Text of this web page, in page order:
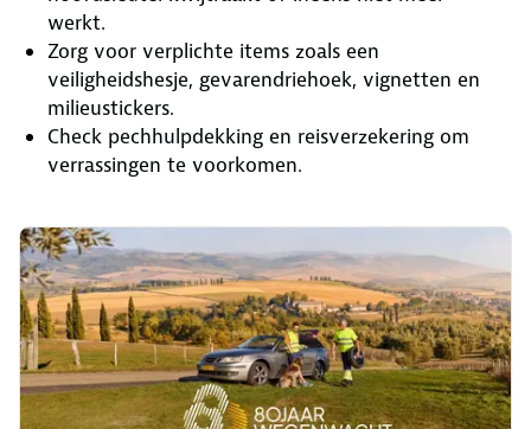
werkt.
Zorg voor verplichte items zoals een
veiligheidshesje, gevarendriehoek, vignetten en
milieustickers.
Check pechhulpdekking en reisverzekering om
verrassingen te voorkomen.